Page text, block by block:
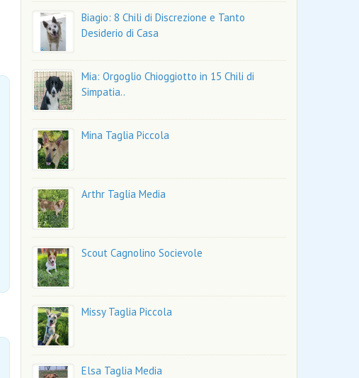
Biagio: 8 Chili di Discrezione e Tanto
Desiderio di Casa
Mia: Orgoglio Chioggiotto in 15 Chili di
Simpatia..
Mina Taglia Piccola
Arthr Taglia Media
Scout Cagnolino Socievole
Missy Taglia Piccola
Elsa Taglia Media